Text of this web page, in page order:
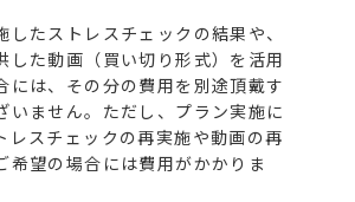
したストレスチェックの結果や、
した動画（買い切り形式）を活用
には、その分の費用を別途頂戴す
いません。ただし、プラン実施に
レスチェックの再実施や動画の再
希望の場合には費用がかかりま